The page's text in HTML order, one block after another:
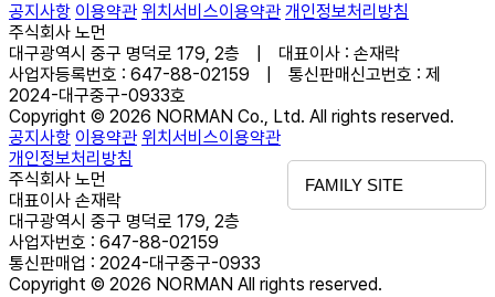
공지사항 이용약관 위치서비스이용약관 개인정보처리방침
주식회사 노먼
대구광역시 중구 명덕로 179, 2층 | 대표이사 : 손재락
사업자등록번호 : 647-88-02159 | 통신판매신고번호 : 제
2024-대구중구-0933호
Copyright © 2026 NORMAN Co., Ltd. All rights reserved.
FAMILY SITE
공지사항 이용약관 위치서비스이용약관
개인정보처리방침
주식회사 노먼
대표이사 손재락
대구광역시 중구 명덕로 179, 2층
사업자번호 : 647-88-02159
통신판매업 : 2024-대구중구-0933
Copyright © 2026 NORMAN All rights reserved.